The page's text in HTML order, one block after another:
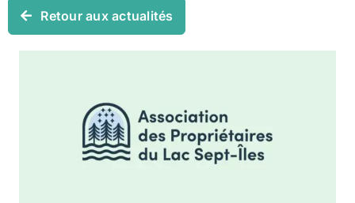
Retour aux actualités